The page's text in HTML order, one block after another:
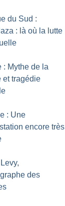
du Sud :
: là où la lutte
: Mythe de la
et tragédie
: Une
encore très
des